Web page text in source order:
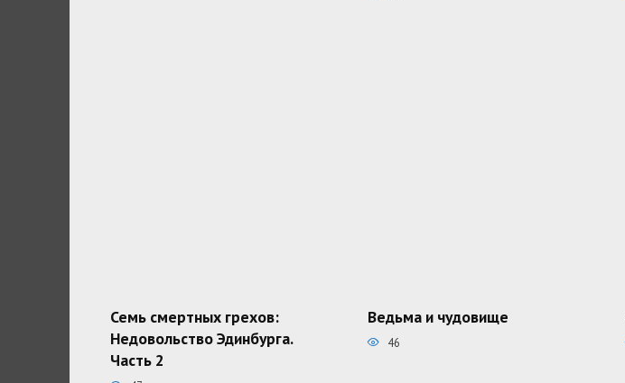
Семь смертных грехов:
Недовольство Эдинбурга.
Часть 2
Ведьма и чудовище
46